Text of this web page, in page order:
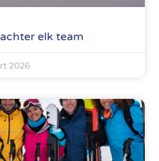
elk team
2026